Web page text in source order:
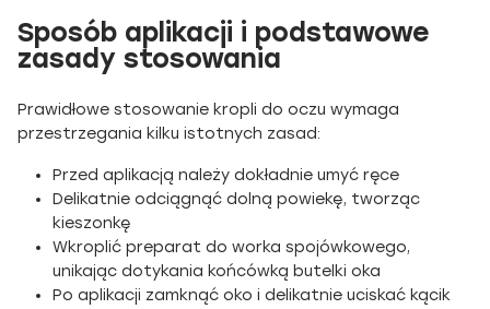
Sposób aplikacji i podstawowe
zasady stosowania
Prawidłowe stosowanie kropli do oczu wymaga
przestrzegania kilku istotnych zasad:
Przed aplikacją należy dokładnie umyć ręce
Delikatnie odciągnąć dolną powiekę, tworząc
kieszonkę
Wkroplić preparat do worka spojówkowego,
unikając dotykania końcówką butelki oka
Po aplikacji zamknąć oko i delikatnie uciskać kącik